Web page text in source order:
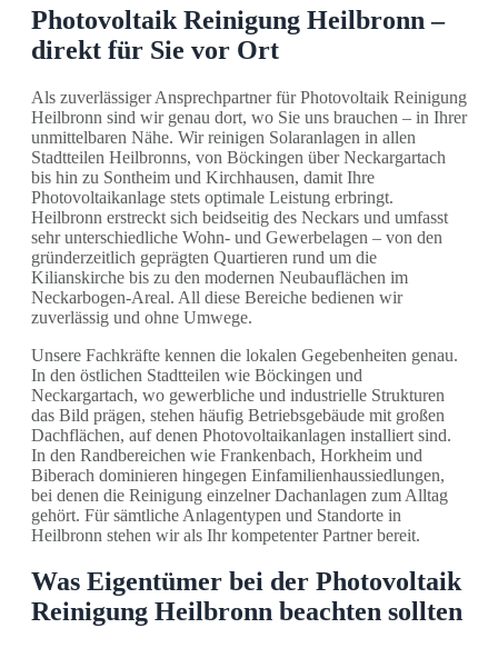
Photovoltaik Reinigung Heilbronn –
direkt für Sie vor Ort
Als zuverlässiger Ansprechpartner für Photovoltaik Reinigung
Heilbronn sind wir genau dort, wo Sie uns brauchen – in Ihrer
unmittelbaren Nähe. Wir reinigen Solaranlagen in allen
Stadtteilen Heilbronns, von Böckingen über Neckargartach
bis hin zu Sontheim und Kirchhausen, damit Ihre
Photovoltaikanlage stets optimale Leistung erbringt.
Heilbronn erstreckt sich beidseitig des Neckars und umfasst
sehr unterschiedliche Wohn- und Gewerbelagen – von den
gründerzeitlich geprägten Quartieren rund um die
Kilianskirche bis zu den modernen Neubauflächen im
Neckarbogen-Areal. All diese Bereiche bedienen wir
zuverlässig und ohne Umwege.
Unsere Fachkräfte kennen die lokalen Gegebenheiten genau.
In den östlichen Stadtteilen wie Böckingen und
Neckargartach, wo gewerbliche und industrielle Strukturen
das Bild prägen, stehen häufig Betriebsgebäude mit großen
Dachflächen, auf denen Photovoltaikanlagen installiert sind.
In den Randbereichen wie Frankenbach, Horkheim und
Biberach dominieren hingegen Einfamilienhaussiedlungen,
bei denen die Reinigung einzelner Dachanlagen zum Alltag
gehört. Für sämtliche Anlagentypen und Standorte in
Heilbronn stehen wir als Ihr kompetenter Partner bereit.
Was Eigentümer bei der Photovoltaik
Reinigung Heilbronn beachten sollten